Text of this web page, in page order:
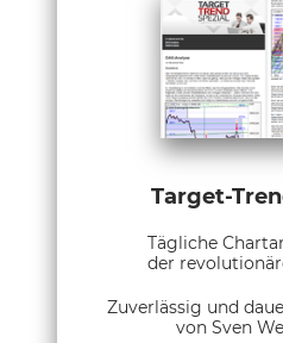
Target-
Tägliche
der
Zuverlässig und
von Sven